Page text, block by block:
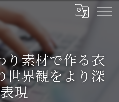
り素材で作る衣
世界観をより深
現